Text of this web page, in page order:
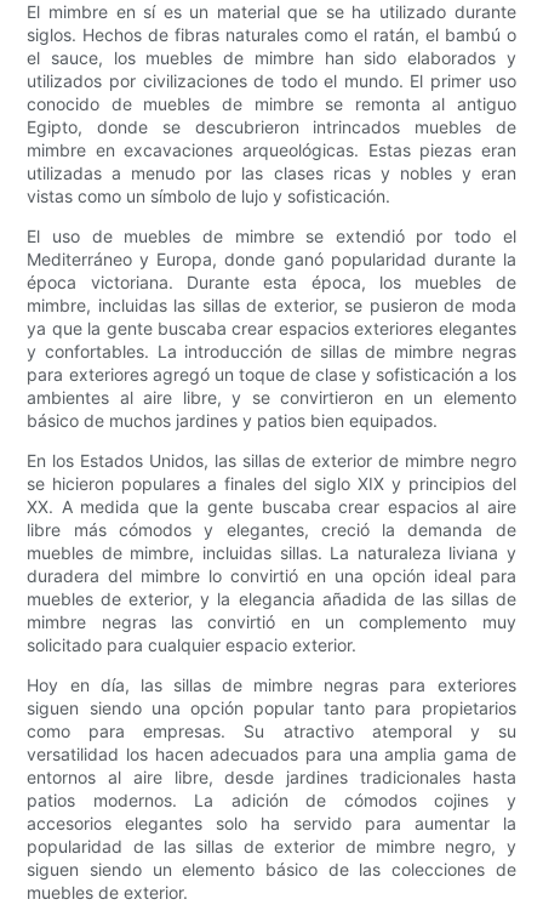
El mimbre en sí es un material que se ha utilizado durante
siglos. Hechos de fibras naturales como el ratán, el bambú o
el sauce, los muebles de mimbre han sido elaborados y
utilizados por civilizaciones de todo el mundo. El primer uso
conocido de muebles de mimbre se remonta al antiguo
Egipto, donde se descubrieron intrincados muebles de
mimbre en excavaciones arqueológicas. Estas piezas eran
utilizadas a menudo por las clases ricas y nobles y eran
vistas como un símbolo de lujo y sofisticación.
El uso de muebles de mimbre se extendió por todo el
Mediterráneo y Europa, donde ganó popularidad durante la
época victoriana. Durante esta época, los muebles de
mimbre, incluidas las sillas de exterior, se pusieron de moda
ya que la gente buscaba crear espacios exteriores elegantes
y confortables. La introducción de sillas de mimbre negras
para exteriores agregó un toque de clase y sofisticación a los
ambientes al aire libre, y se convirtieron en un elemento
básico de muchos jardines y patios bien equipados.
En los Estados Unidos, las sillas de exterior de mimbre negro
se hicieron populares a finales del siglo XIX y principios del
XX. A medida que la gente buscaba crear espacios al aire
libre más cómodos y elegantes, creció la demanda de
muebles de mimbre, incluidas sillas. La naturaleza liviana y
duradera del mimbre lo convirtió en una opción ideal para
muebles de exterior, y la elegancia añadida de las sillas de
mimbre negras las convirtió en un complemento muy
solicitado para cualquier espacio exterior.
Hoy en día, las sillas de mimbre negras para exteriores
siguen siendo una opción popular tanto para propietarios
como para empresas. Su atractivo atemporal y su
versatilidad los hacen adecuados para una amplia gama de
entornos al aire libre, desde jardines tradicionales hasta
patios modernos. La adición de cómodos cojines y
accesorios elegantes solo ha servido para aumentar la
popularidad de las sillas de exterior de mimbre negro, y
siguen siendo un elemento básico de las colecciones de
muebles de exterior.